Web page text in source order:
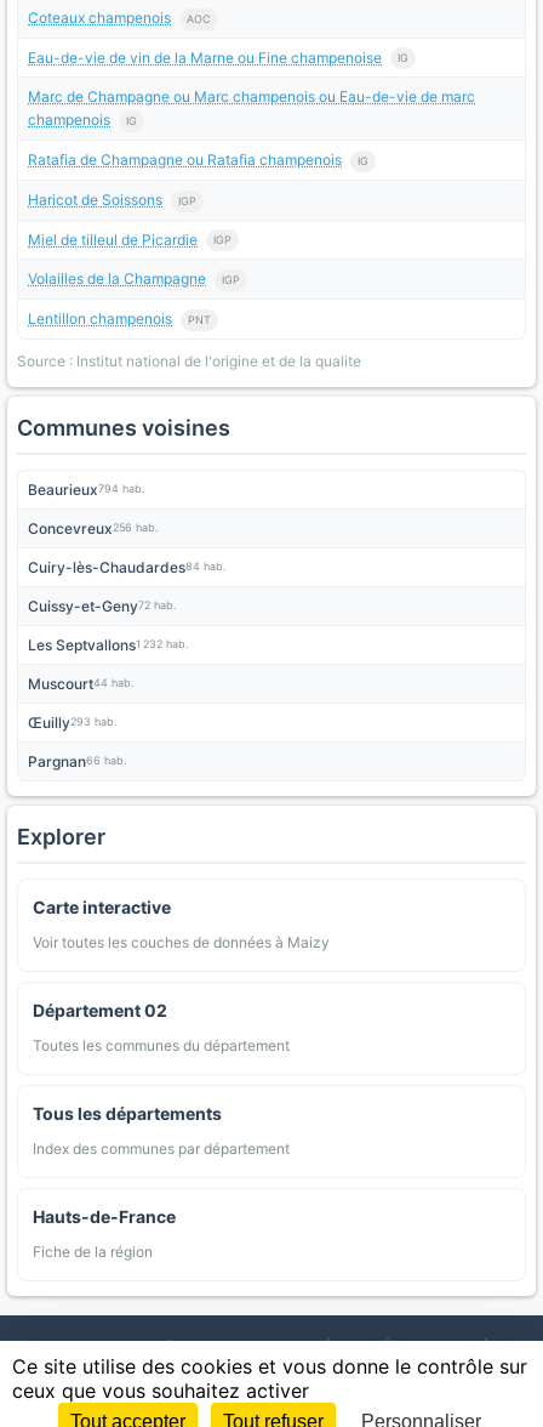
Coteaux champenois AOC
Eau-de-vie de vin de la Marne ou Fine champenoise IG
Marc de Champagne ou Marc champenois ou Eau-de-vie de marc
champenois
IG
Ratafia de Champagne ou Ratafia champenois IG
Haricot de Soissons IGP
Miel de tilleul de Picardie IGP
Volailles de la Champagne IGP
Lentillon champenois PNT
Source : Institut national de l'origine et de la qualite
Communes voisines
Beaurieux794 hab.
Concevreux256 hab.
Cuiry-lès-Chaudardes84 hab.
Cuissy-et-Geny72 hab.
Les Septvallons1 232 hab.
Muscourt44 hab.
Œuilly293 hab.
Pargnan66 hab.
Explorer
Carte interactive
Voir toutes les couches de données à Maizy
Département 02
Toutes les communes du département
Tous les départements
Index des communes par département
Hauts-de-France
Fiche de la région
AgriMap — Données agricoles ouvertes | Carte | Communes |
Appellations | Regions | Cultures | Zones protégées | Forets |
Littoral | Espaces naturels | Statistiques
| Confidentialite | CGU | CGV Cookies
Ce site utilise des cookies et vous donne le contrôle sur
ceux que vous souhaitez activer
Tout accepter Tout refuser Personnaliser